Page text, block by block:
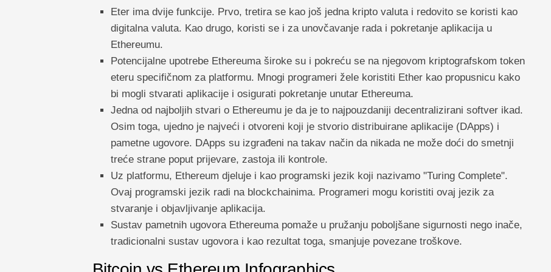
Eter ima dvije funkcije. Prvo, tretira se kao još jedna kripto valuta i redovito se koristi kao
digitalna valuta. Kao drugo, koristi se i za unovčavanje rada i pokretanje aplikacija u
Ethereumu.
Potencijalne upotrebe Ethereuma široke su i pokreću se na njegovom kriptografskom token
eteru specifičnom za platformu. Mnogi programeri žele koristiti Ether kao propusnicu kako
bi mogli stvarati aplikacije i osigurati pokretanje unutar Ethereuma.
Jedna od najboljih stvari o Ethereumu je da je to najpouzdaniji decentralizirani softver ikad.
Osim toga, ujedno je najveći i otvoreni koji je stvorio distribuirane aplikacije (DApps) i
pametne ugovore. DApps su izgrađeni na takav način da nikada ne može doći do smetnji
treće strane poput prijevare, zastoja ili kontrole.
Uz platformu, Ethereum djeluje i kao programski jezik koji nazivamo "Turing Complete".
Ovaj programski jezik radi na blockchainima. Programeri mogu koristiti ovaj jezik za
stvaranje i objavljivanje aplikacija.
Sustav pametnih ugovora Ethereuma pomaže u pružanju poboljšane sigurnosti nego inače,
tradicionalni sustav ugovora i kao rezultat toga, smanjuje povezane troškove.